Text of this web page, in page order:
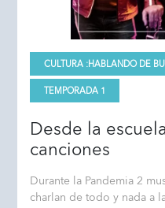
CULTURA :HABLANDO DE
TEMPORADA 1
Desde la
canciones
Durante la Pandemia 2
charlan de todo y nada a